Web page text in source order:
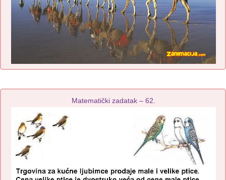
Matematički zadatak – 62.